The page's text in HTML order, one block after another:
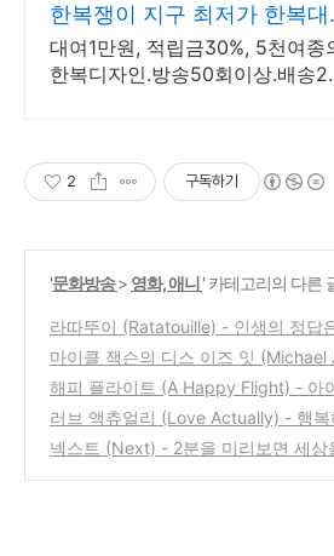
한복쟁이 지구 최저가 한복대
여
대여1만원, 적립금30%, 5천여종
한복디자인.방송50회이상.배송2
2 구독하기
'문화방송> 영화, 애니' 카테고리의 다른
라따뚜이 (Ratatouille) - 인생의 정답
에 있다
(0)
마이클 잭슨의 디스 이즈 잇 (Michael
n’s This Is It) - 마지막 리허설 모습
(2)
해피 플라이트 (A Happy Flight) - 아
루카 신작
(0)
러브 액츄얼리 (Love Actually) - 행복
싶으십니까?
(0)
넥스트 (Next) - 2분을 미리보면 세상